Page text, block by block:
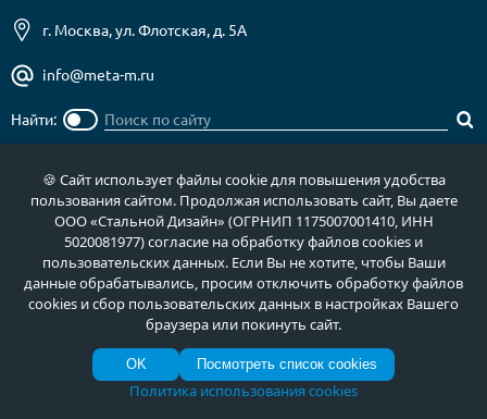
г. Москва, ул. Флотская, д. 5А
info@meta-m.ru
Найти:
Отзывы
Полезное
Услуги
Как купить
Документы
Фото продукции
Гарантии и возврат
🍪 Сайт использует файлы cookie для повышения удобства
пользования сайтом. Продолжая использовать сайт, Вы даете
ООО «Стальной Дизайн» (ОГРНИП 1175007001410, ИНН
5020081977) согласие на обработку файлов cookies и
пользовательских данных. Если Вы не хотите, чтобы Ваши
данные обрабатывались, просим отключить обработку файлов
cookies и сбор пользовательских данных в настройках Вашего
браузера или покинуть сайт.
OK Посмотреть список cookies
Политика использования cookies